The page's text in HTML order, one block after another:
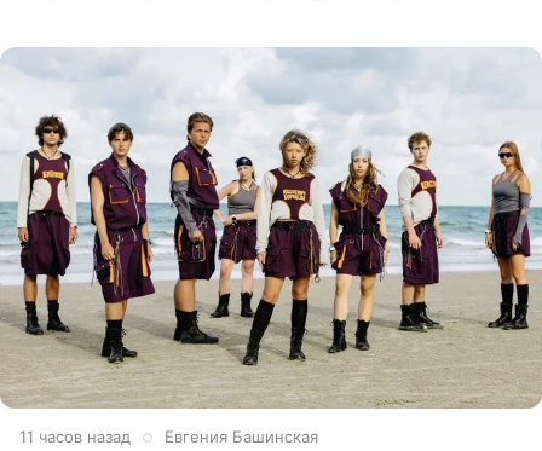
11 часов назад Евгения Башинская